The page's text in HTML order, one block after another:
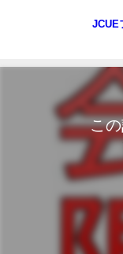
JCUE
こ